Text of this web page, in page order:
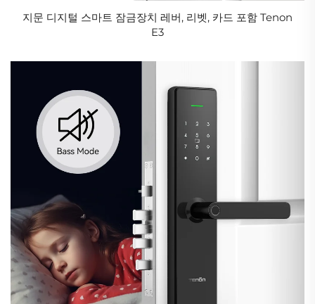
지문 디지털 스마트 잠금장치 레버, 리벳, 카드 포함 Tenon
E3